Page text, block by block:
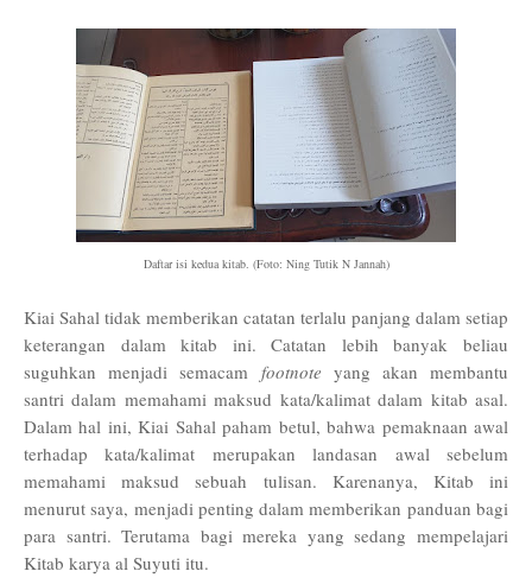
Daftar isi kedua kitab. (Foto: Ning Tutik N Jannah)
Kiai Sahal tidak memberikan catatan terlalu panjang dalam setiap
keterangan dalam kitab ini. Catatan lebih banyak beliau
suguhkan menjadi semacam footnote yang akan membantu
santri dalam memahami maksud kata/kalimat dalam kitab asal.
Dalam hal ini, Kiai Sahal paham betul, bahwa pemaknaan awal
terhadap kata/kalimat merupakan landasan awal sebelum
memahami maksud sebuah tulisan. Karenanya, Kitab ini
menurut saya, menjadi penting dalam memberikan panduan bagi
para santri. Terutama bagi mereka yang sedang mempelajari
Kitab karya al Suyuti itu.